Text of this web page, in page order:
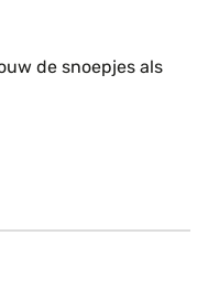
de snoepjes als